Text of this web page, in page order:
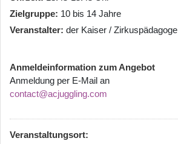
Zielgruppe 10 bis 14 Jahre
Veranstalter der Kaiser / Zirkuspädagoge
Anmeldeinformation zum Angebot
Anmeldung per E-Mail an
contact@acjuggling.com
Veranstaltungsort: